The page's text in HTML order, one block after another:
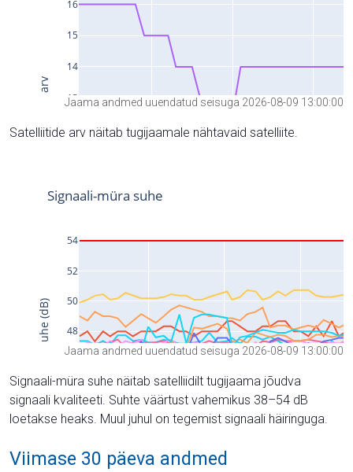
Jaama andmed uuendatud seisuga 2026-08-09 13:00:00
Satelliitide arv näitab tugijaamale nähtavaid satelliite.
Jaama andmed uuendatud seisuga 2026-08-09 13:00:00
Signaali-müra suhe näitab satelliidilt tugijaama jõudva
signaali kvaliteeti. Suhte väärtust vahemikus 38–54 dB
loetakse heaks. Muul juhul on tegemist signaali häiringuga.
Viimase 30 päeva andmed